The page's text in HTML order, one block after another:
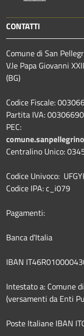
CONTATTI
Comune di San
V.le Papa Giovanni
(BG)
Codice Fiscale:
Partita IVA:
PEC:
Centralino Unico:
Codice Univoco:
Codice IPA: c_i079
Pagamenti:
Banca d'Italia
IBAN
Intestato a: Comune
(versamenti da Enti
Poste Italiane IBAN